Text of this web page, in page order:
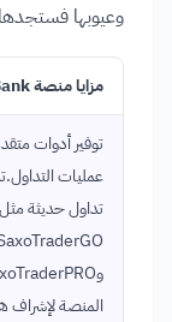
وعيوبها
مزايا منصة SAXO Bank
توفير أدوات
عمليات
تداول حديثة
المنصة لإشراف